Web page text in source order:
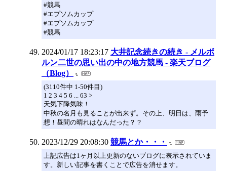
#競馬
#エプソムカップ
#エプソムカップ
#競馬
2024/01/17 18:23:17 大井記念続きの続き - メルボ
ルン二世の思い出の中の地方競馬 - 楽天ブログ
（Blog）
(3110件中 1-50件目)
1 2 3 4 5 6 ... 63 >
天気下降気味！
中秋の名月も見ることが出来ず。その上、明日は、雨予
想！昼間の晴れはなんだった？？
2023/12/29 20:08:30 競馬とか・・・
上記広告は1ヶ月以上更新のないブログに表示されていま
す。新しい記事を書くことで広告を消せます。